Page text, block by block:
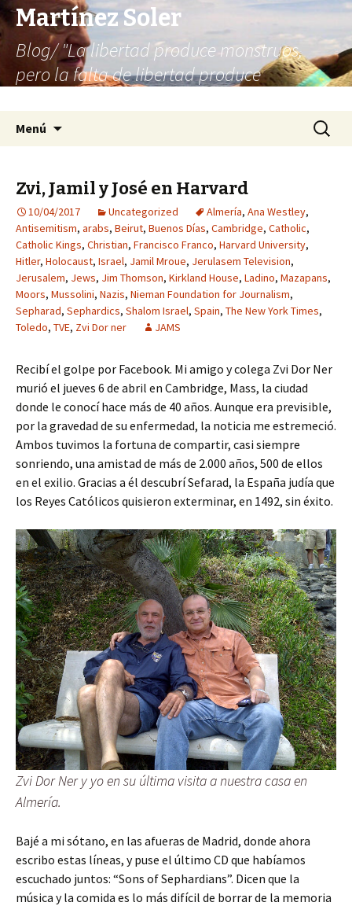
Martínez Soler
Blog/ "La libertad produce monstruos,
pero la falta de libertad produce
Menú Buscar:
Zvi, Jamil y José en Harvard
10/04/2017 Uncategorized Almería, Ana Westley,
Antisemitism, arabs, Beirut, Buenos Días, Cambridge, Catholic,
Catholic Kings, Christian, Francisco Franco, Harvard University,
Hitler, Holocaust, Israel, Jamil Mroue, Jerulasem Television,
Jerusalem, Jews, Jim Thomson, Kirkland House, Ladino, Mazapans,
Moors, Mussolini, Nazis, Nieman Foundation for Journalism,
Sepharad, Sephardics, Shalom Israel, Spain, The New York Times,
Toledo, TVE, Zvi Dor ner JAMS
Recibí el golpe por Facebook. Mi amigo y colega Zvi Dor Ner
murió el jueves 6 de abril en Cambridge, Mass, la ciudad
donde le conocí hace más de 40 años. Aunque era previsible,
por la gravedad de su enfermedad, la noticia me estremeció.
Ambos tuvimos la fortuna de compartir, casi siempre
sonriendo, una amistad de más de 2.000 años, 500 de ellos
en el exilio. Gracias a él descubrí Sefarad, la España judía que
los Reyes Católicos quisieron exterminar, en 1492, sin éxito.
Zvi Dor Ner y yo en su última visita a nuestra casa en
Almería.
Bajé a mi sótano, en las afueras de Madrid, donde ahora
escribo estas líneas, y puse el último CD que habíamos
escuchado juntos: “Sons of Sephardians”. Dicen que la
música y la comida es lo más difícil de borrar de la memoria